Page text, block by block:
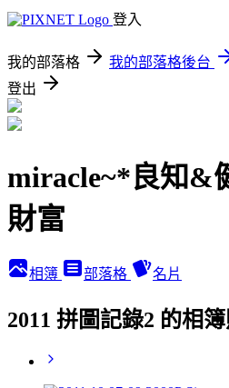
登入
我的部落格 我的部落格後台
登出
miracle~*良知&
財富
相簿 部落格 名片
2011 拼圖記錄2 的相簿